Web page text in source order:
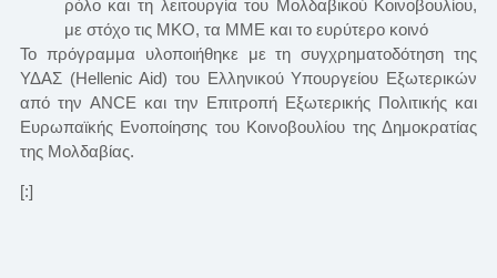
ρόλο και τη λειτουργία του Μολδαβικού Κοινοβουλίου,
με στόχο τις ΜΚΟ, τα ΜΜΕ και το ευρύτερο κοινό
Το πρόγραμμα υλοποιήθηκε με τη συγχρηματοδότηση της
ΥΔΑΣ (Hellenic Aid) του Ελληνικού Υπουργείου Εξωτερικών
από την ANCE και την Επιτροπή Εξωτερικής Πολιτικής και
Ευρωπαϊκής Ενοποίησης του Κοινοβουλίου της Δημοκρατίας
της Μολδαβίας.
[:]